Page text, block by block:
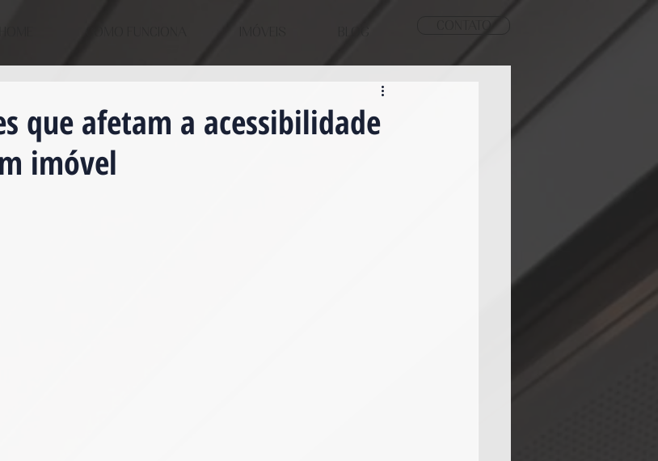
que afetam a acessibilidade
imóvel